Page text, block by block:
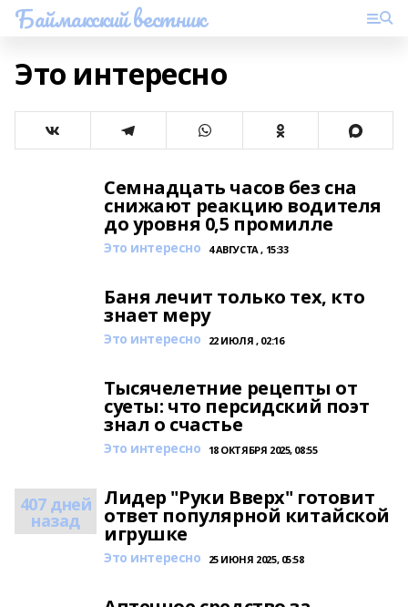
Баймакский вестник
Это интересно
Семнадцать часов без сна
снижают реакцию водителя
до уровня 0,5 промилле
Это интересно 4 АВГУСТА , 15:33
Баня лечит только тех, кто
знает меру
Это интересно 22 ИЮЛЯ , 02:16
Тысячелетние рецепты от
суеты: что персидский поэт
знал о счастье
Это интересно 18 ОКТЯБРЯ 2025, 08:55
407 дней
назад
Лидер "Руки Вверх" готовит
ответ популярной китайской
игрушке
Это интересно 25 ИЮНЯ 2025, 05:58